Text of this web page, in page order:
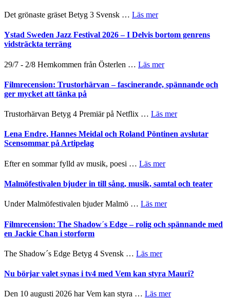
Fox
Mulder
Dana
Scully
filmprogram
Kulturs
Det grönaste gräset Betyg 3 Svensk … Läs merom
Det
grönaste
en
och
kompott
Ystad Sweden Jazz Festival 2026 – I Delvis bortom genrens
vidsträckta terräng
29/7 - 2/8 Hemkommen från Österlen … Läs merom
Sweden
Jazz
–
I
Delvis
vidsträckta
Filmrecension: Trustorhärvan – fascinerande, spännande och
ger mycket att tänka på
Trustorhärvan Betyg 4 Premiär på Netflix … Läs merom
Trustorhärvan
mycket
Lena Endre, Hannes Meidal och Roland Pöntinen avslutar
Scensommar på Artipelag
Efter en sommar fylld av musik, poesi … Läs merom
Endre,
och
Pöntinen
Malmöfestivalen bjuder in till sång, musik, samtal och teater
Under Malmöfestivalen bjuder Malmö … Läs merom
bjuder
in
och
Filmrecension: The Shadow´s Edge – rolig och spännande med
en Jackie Chan i storform
The Shadow´s Edge Betyg 4 Svensk … Läs merom
The
Nu börjar valet synas i tv4 med Vem kan styra Mauri?
Den 10 augusti 2026 har Vem kan styra … Läs merom